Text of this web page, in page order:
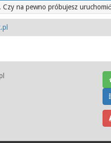
na pewno próbujesz